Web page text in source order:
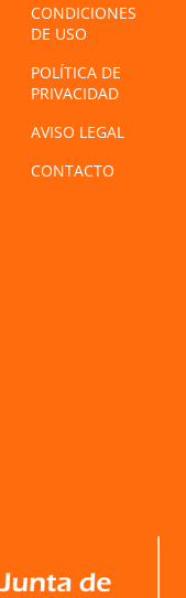
CONDICIONES
DE USO
POLÍTICA DE
PRIVACIDAD
AVISO LEGAL
CONTACTO